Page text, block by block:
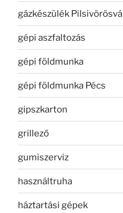
gázkészülék
gépi aszfaltozás
gépi földmunka
gépi földmunka Pécs
gipszkarton
grillező
gumiszerviz
használtruha
háztartási gépek